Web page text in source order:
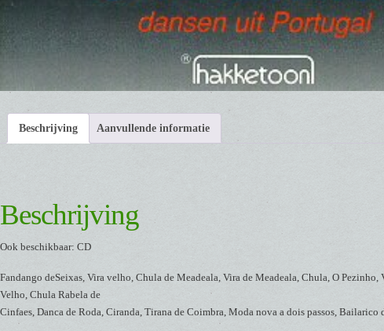
Beschrijving Aanvullende informatie
Beschrijving
Ook beschikbaar: CD
Fandango deSeixas, Vira velho, Chula de Meadeala, Vira de Meadeala, Chula, O
Velho, Chula Rabela de
Cinfaes, Danca de Roda, Ciranda, Tirana de Coimbra, Moda nova a dois passos,